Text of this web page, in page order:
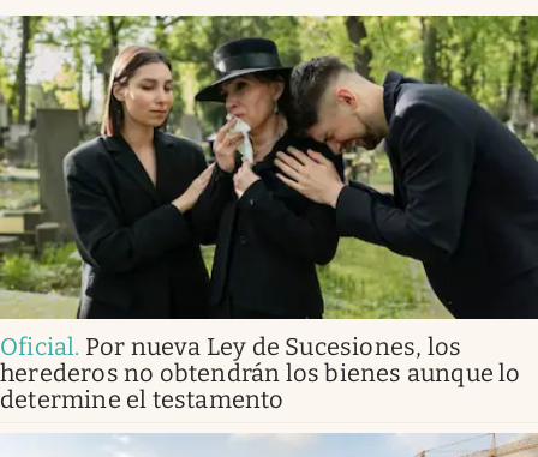
Oficial. Por nueva Ley de Sucesiones, los
herederos no obtendrán los bienes aunque lo
determine el testamento